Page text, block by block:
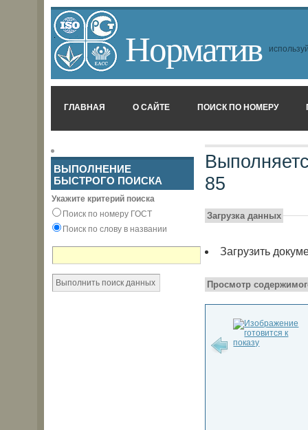
Норматив
ГЛАВНАЯ О САЙТЕ ПОИСК ПО НОМЕРУ
85
Загрузка данных
Загрузить
Просмотр
ВЫПОЛНЕНИЕ
БЫСТРОГО ПОИСКА
Укажите критерий поиска
Поиск по номеру ГОСТ
Поиск по слову в названии